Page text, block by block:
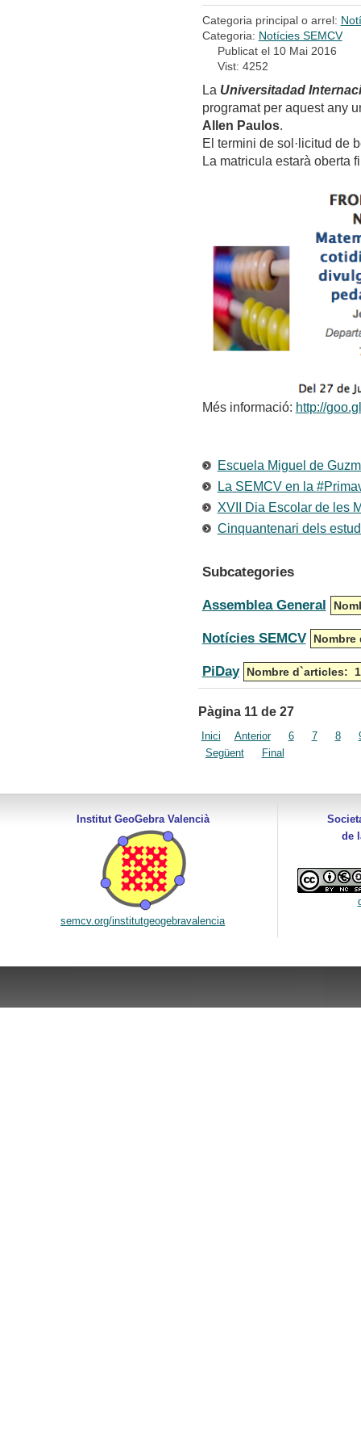
Categoria principal o arrel:
Categoria: Notícies SEMCV
Publicat el 10 Mai 2016
Vist: 4252
La Universitadad
programat per aquest any
Allen Paulos.
El termini de sol·licitud de
La matricula estarà oberta
Més informació: http://
Escuela Miguel de
La SEMCV en la
XVII Dia Escolar de les
Cinquantenari dels
Subcategories
Assemblea General
Notícies SEMCV
PiDay Nombre d`articles: 1
Pàgina 11 de 27
Inici Anterior 6 7 8
Següent
Final
Institut GeoGebra Valencià
semcv.org/institutgeogebravalencia
de